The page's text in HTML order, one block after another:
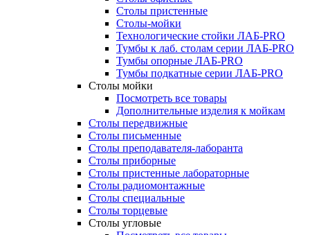
Столы пристенные
Столы-мойки
Технологические стойки ЛАБ-PRO
Тумбы к лаб. столам серии ЛАБ-PRO
Тумбы опорные ЛАБ-PRO
Тумбы подкатные серии ЛАБ-PRO
Столы мойки
Посмотреть все товары
Дополнительные изделия к мойкам
Столы передвижные
Столы письменные
Столы преподавателя-лаборанта
Столы приборные
Столы пристенные лабораторные
Столы радиомонтажные
Столы специальные
Столы торцевые
Столы угловые